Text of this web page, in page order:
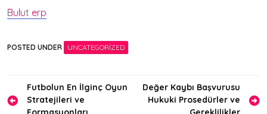
Bulut erp
POSTED UNDER UNCATEGORIZED
Yazı
gezinmesi
Futbolun En İlginç Oyun
Stratejileri ve
Değer Kaybı Başvurusu
Hukuki Prosedürler ve